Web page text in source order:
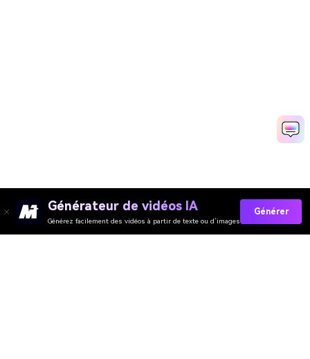
Générateur de vidéos IA
Générez facilement des vidéos à partir de texte ou d’images
Générer